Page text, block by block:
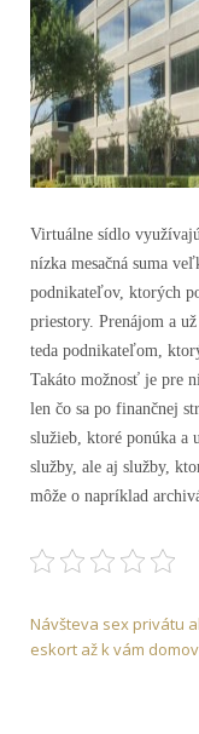
Virtuálne sídlo
nízka mesačná suma
podnikateľov, ktorých
priestory. Prenájom a
teda podnikateľom,
Takáto možnosť je pre
len čo sa po finančnej
služieb, ktoré ponúka a
služby, ale aj služby,
môže o napríklad
Návšteva sex privátu
eskort až k vám domov